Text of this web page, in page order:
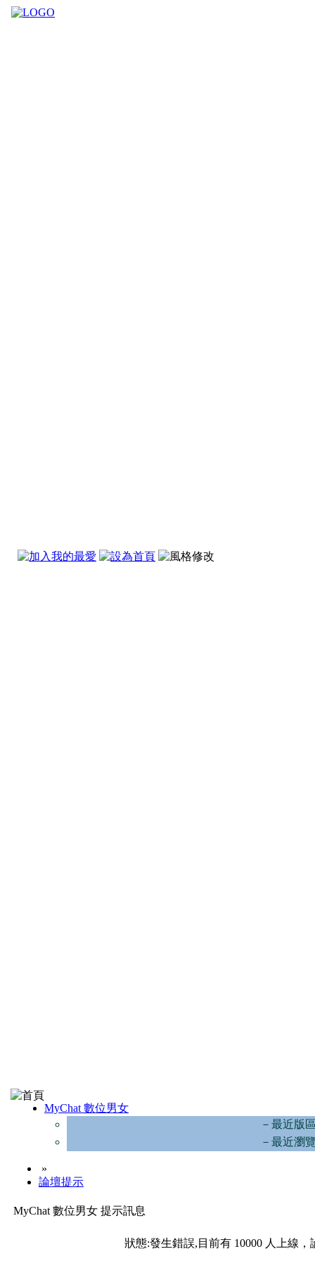
MyChat 數位男女
－最近版
－最近瀏
»
論壇提示
MyChat 數位男女 提示訊息
狀態:發生錯誤,目前有 10000 人上線